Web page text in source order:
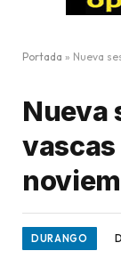
Portada » Nueva
Nueva
vascas
DURANGO